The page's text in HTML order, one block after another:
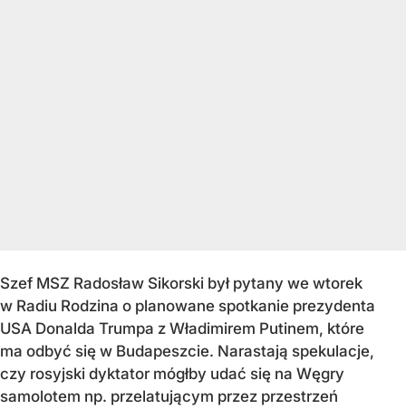
Szef MSZ Radosław Sikorski był pytany we wtorek
w Radiu Rodzina o planowane spotkanie prezydenta
USA Donalda Trumpa z Władimirem Putinem, które
ma odbyć się w Budapeszcie. Narastają spekulacje,
czy rosyjski dyktator mógłby udać się na Węgry
samolotem np. przelatującym przez przestrzeń